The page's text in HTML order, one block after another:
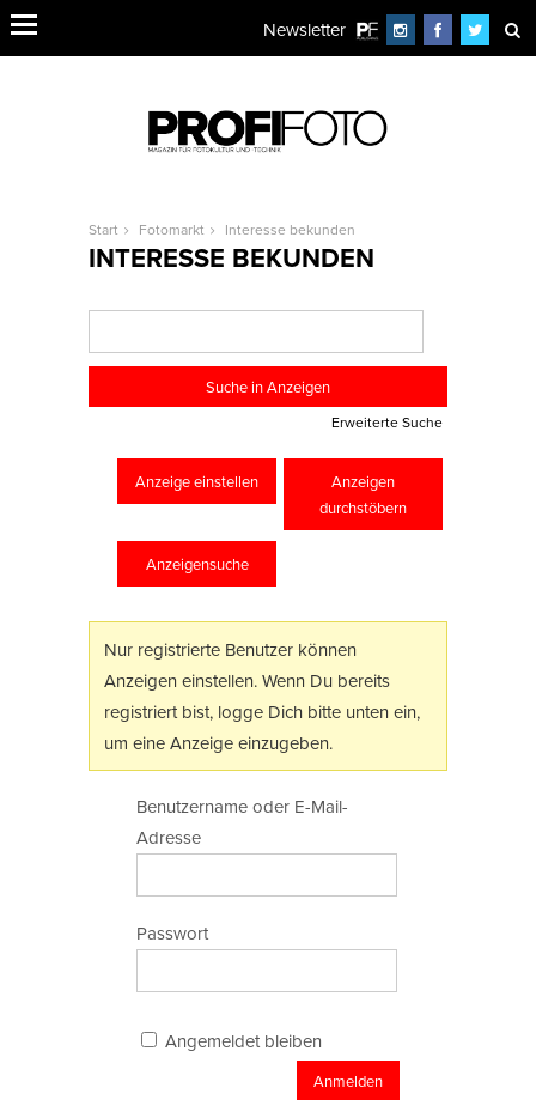
Newsletter
Start Fotomarkt Interesse bekunden
INTERESSE BEKUNDEN
Erweiterte Suche
Anzeige einstellen
Anzeigen
durchstöbern
Anzeigensuche
Nur registrierte Benutzer können
Anzeigen einstellen. Wenn Du bereits
registriert bist, logge Dich bitte unten ein,
um eine Anzeige einzugeben.
Benutzername oder E-Mail-
Adresse
Passwort
Angemeldet bleiben